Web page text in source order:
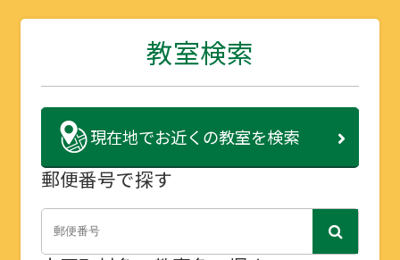
教室検索
現在地でお近くの教室を検索
郵便番号で探す